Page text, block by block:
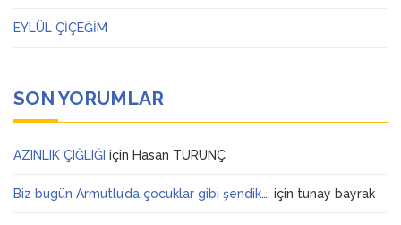
EYLÜL ÇİÇEĞİM
SON YORUMLAR
AZINLIK ÇIĞLIĞI için Hasan TURUNÇ
Biz bugün Armutlu’da çocuklar gibi şendik…. için tunay bayrak